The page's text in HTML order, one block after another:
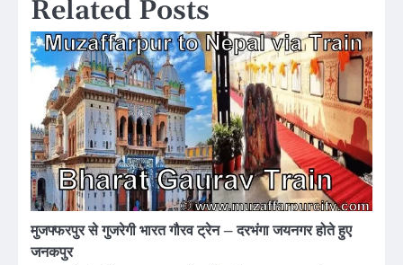
Related Posts
मुजफ्फरपुर से गुजरेगी भारत गौरव ट्रेन – दरभंगा जयनगर होते हुए
जनकपुर